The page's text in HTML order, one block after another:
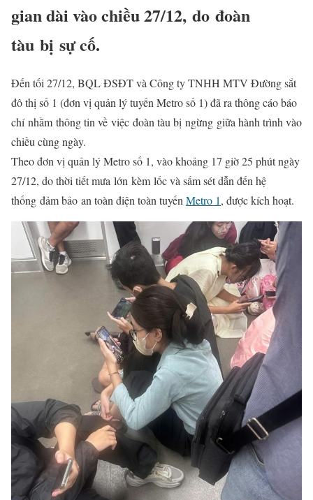
gian dài vào chiều 27/12, do đoàn
tàu bị sự cố.
Đến tối 27/12, BQL ĐSĐT và Công ty TNHH MTV Đường sắt
đô thị số 1 (đơn vị quản lý tuyến Metro số 1) đã ra thông cáo báo
chínhằm thông tin về việc đoàn tàu bị ngừng giữa hành trình vào
chiều cùng ngày.
Theo đơn vị quản lý Metro số 1, vào khoảng 17 giờ 25 phút ngày
27/12, do thời tiết mưa lớn kèm lốc và sấm sét dẫn đến hệ
thống đảm bảo an toàn điện toàn tuyến Metro 1, được kích hoạt.